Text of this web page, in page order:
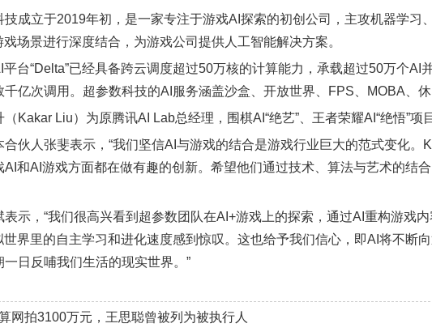
成立于2019年初，是一家专注于游戏AI探索的初创公司，主攻机器学习
场景进行深度结合，为游戏公司提供人工智能解决方案。
台“Delta”已经具备跨云调度超过50万核的计算能力，承载超过50万个AI
亿次调用。超参数科技的AI服务涵盖沙盒、开放世界、FPS、MOBA、休
Kakar Liu）为原腾讯AI Lab总经理，围棋AI“绝艺”、王者荣耀AI“绝悟”项
伙人张斐表示，“我们坚信AI与游戏的结合是游戏行业巨大的范式变化。
和AI游戏方面都在做有趣的创新。希望他们通过技术、算法与艺术的结
示，“我们很高兴看到超参数团队在AI+游戏上的探索，通过AI重构游戏
界里的自主学习和进化速度感到惊叹。这也给予我们信心，即AI将不断
日反哺我们生活的现实世界。”
网拍3100万元，王思聪曾被列为被执行人